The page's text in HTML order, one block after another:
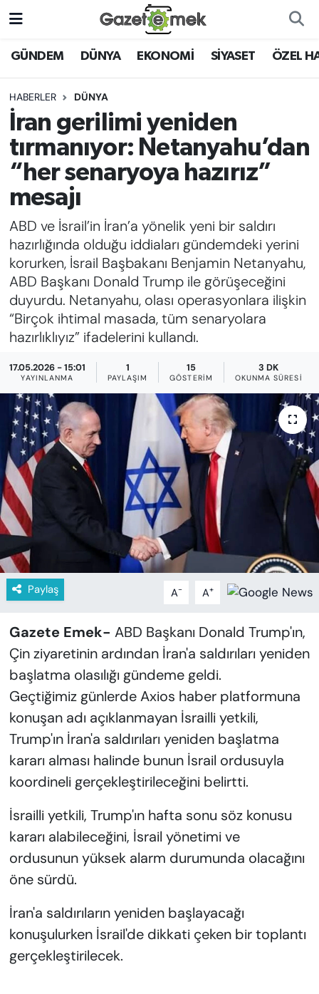
GÜNDEM DÜNYA EKONOMİ SİYASET ÖZEL
HABERLER DÜNYA
İran gerilimi yeniden
tırmanıyor: Netanyahu’dan
“her senaryoya hazırız”
mesajı
ABD ve İsrail’in İran’a yönelik yeni bir saldırı
hazırlığında olduğu iddiaları gündemdeki yerini
korurken, İsrail Başbakanı Benjamin Netanyahu,
ABD Başkanı Donald Trump ile görüşeceğini
duyurdu. Netanyahu, olası operasyonlara ilişkin
“Birçok ihtimal masada, tüm senaryolara
hazırlıklıyız” ifadelerini kullandı.
17.05.2026 - 15:01
YAYINLANMA
1
PAYLAŞIM
15
GÖSTERIM
3 DK
OKUNMA SÜRESI
Paylaş A- A+
Gazete Emek- ABD Başkanı Donald Trump'ın,
Çin ziyaretinin ardından İran'a saldırıları yeniden
başlatma olasılığı gündeme geldi.
Geçtiğimiz günlerde Axios haber platformuna
konuşan adı açıklanmayan İsrailli yetkili,
Trump'ın İran'a saldırıları yeniden başlatma
kararı alması halinde bunun İsrail ordusuyla
koordineli gerçekleştirileceğini belirtti.
İsrailli yetkili, Trump'ın hafta sonu söz konusu
kararı alabileceğini, İsrail yönetimi ve
ordusunun yüksek alarm durumunda olacağını
öne sürdü.
İran'a saldırıların yeniden başlayacağı
konuşulurken İsrail'de dikkati çeken bir toplantı
gerçekleştirilecek.
DÜNYA
EKONOMİ
EMEK HABERLERİ
YENİ MEDYADA EMEK
GAZETECİLİĞİNİ GELİŞTİRMEK
FAYDALI BİLGİLER
GÜNDEM
EĞİTİM
KADIN
SAĞLIK
SPOR
KÜLTÜR-SANAT
MAGAZİN
ÖZEL HABER
YAZAR KÖŞESİ
SİYASET
Nöbetçi Eczaneler
Hava Durumu
İstanbul Namaz Vakitleri
Trafik Durumu
Süper Lig Puan Durumu ve Fikstür
Tüm Manşetler
Son Dakika Haberleri
Haber Arşivi